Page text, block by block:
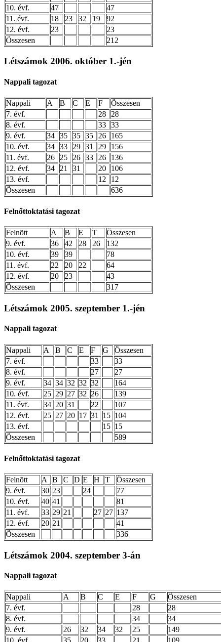
10. évf.
47
47
11. évf.
18 23 32 19
92
12. évf.
23
23
Összesen
212
Létszámok 2006. október 1.-jén
Nappali tagozat
Nappali A B C E F
Összesen
7. évf.
28
28
8. évf.
33 33
9. évf.
34 35 35 35 26
165
10. évf.
34 33 29 31 29
156
11. évf.
26 25 26 33 26
136
12. évf.
34 21 31 20
106
13. évf.
12
12
Összesen
636
Felnőttoktatási tagozat
Felnõtt A B E T
Összesen
9. évf.
36 42 28 26
132
10. évf.
39 39
78
11. évf.
22 20 22
64
12. évf.
20 23
43
Összesen
317
Létszámok 2005. szeptember 1.-jén
Nappali tagozat
Nappali A B C E F G
Összesen
7. évf.
33
33
8. évf.
27
27
9. évf.
34 34 32 32 32
164
10. évf.
25 29 27 32 26
139
11. évf.
34 20 31 22
107
12. évf.
25 27 20 17 31 15 104
13. évf.
15 15
Összesen
589
Felnőttoktatási tagozat
Felnõtt A B C D E H T
Összesen
9. évf.
30 23 24
77
10. évf.
40 41
81
11. évf.
33 29 21 27 27 137
12. évf.
20 21
41
Összesen
336
Létszámok 2004. szeptember 3-án
Nappali tagozat
Nappali A B C E F G
Összesen
7. évf.
28
28
8. évf.
34
34
9. évf.
26 32 34 32 25
149